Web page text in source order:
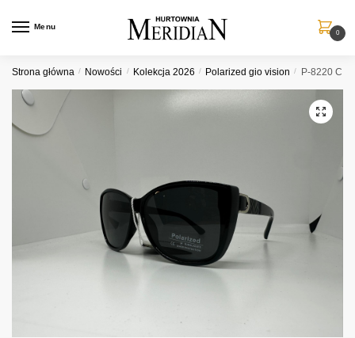
Menu
0
Strona główna / Nowości / Kolekcja 2026 / Polarized gio vision / P-8220 C